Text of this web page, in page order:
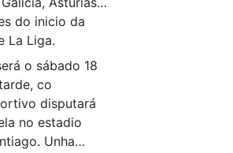
Deportivo
Franchi, en
pola
volverán
dos dous
dobre duelo
21:00 h, a TVG
do inicio da
La Liga.
o sábado 18
co
disputará
no estadio
Unha